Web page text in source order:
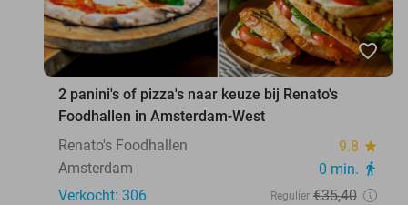
favorite_border
2 panini's of pizza's naar keuze bij Renato's
Foodhallen in Amsterdam-West
Renato's Foodhallen
9.8 star
Amsterdam 0 min. directions_walk
Verkocht: 306 Regulier €35,40